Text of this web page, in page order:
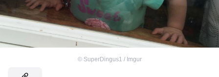
© SuperDingus1 / Imgur